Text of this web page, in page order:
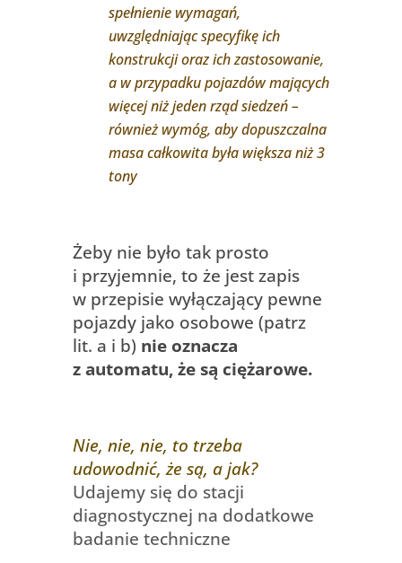
spełnienie wymagań,
uwzględniając specyfikę ich
konstrukcji oraz ich zastosowanie,
a w przypadku pojazdów mających
więcej niż jeden rząd siedzeń –
również wymóg, aby dopuszczalna
masa całkowita była większa niż 3
tony
Żeby nie było tak prosto
i przyjemnie, to że jest zapis
w przepisie wyłączający pewne
pojazdy jako osobowe (patrz
lit. a i b) nie oznacza
z automatu, że są ciężarowe.
Nie, nie, nie, to trzeba
udowodnić, że są, a jak?
Udajemy się do stacji
diagnostycznej na dodatkowe
badanie techniczne